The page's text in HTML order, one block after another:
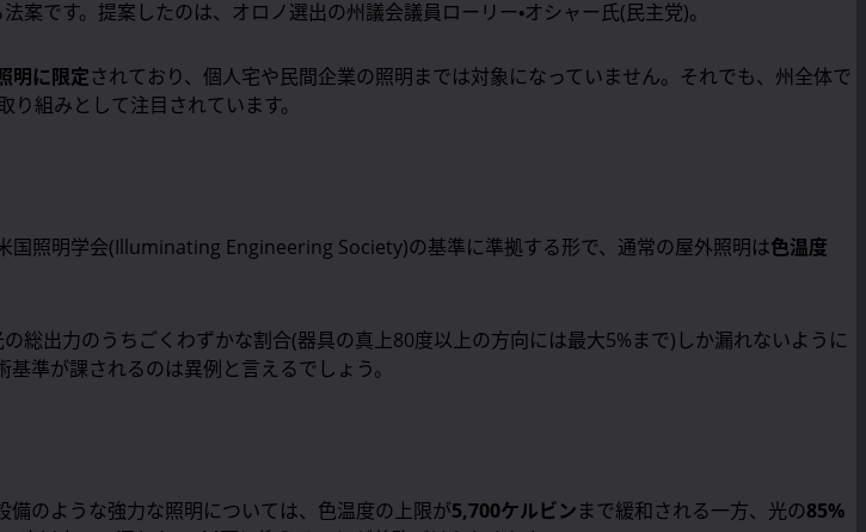
案です。提案したのは、オロノ選出の州議会議員ローリー・オシャー氏(民主党)。
明に限定されており、個人宅や民間企業の照明までは対象になっていません。それでも、州全体で
組みとして注目されています。
国照明学会(Illuminating Engineering Society)の基準に準拠する形で、通常の屋外照明は色温度
総出力のうちごくわずかな割合(器具の真上80度以上の方向には最大5%まで)しか漏れないように
準が課されるのは異例と言えるでしょう。
備のような強力な照明については、色温度の上限が5,700ケルビンまで緩和される一方、光の85%